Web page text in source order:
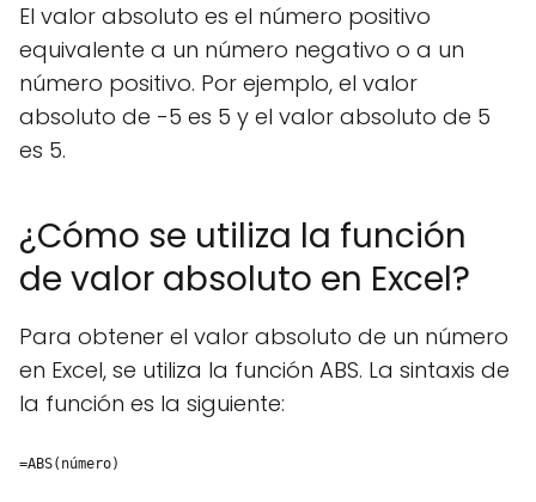
El valor absoluto es el número positivo
equivalente a un número negativo o a un
número positivo. Por ejemplo, el valor
absoluto de -5 es 5 y el valor absoluto de 5
es 5.
¿Cómo se utiliza la función
de valor absoluto en Excel?
Para obtener el valor absoluto de un número
en Excel, se utiliza la función ABS. La sintaxis de
la función es la siguiente:
=ABS(número)